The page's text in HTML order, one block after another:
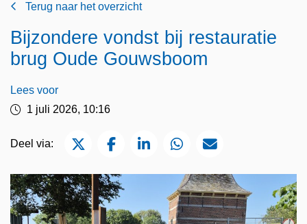
Terug naar het overzicht
Bijzondere vondst bij restauratie
brug Oude Gouwsboom
Lees voor
1 juli 2026, 10:16
Deel via: Deel via Twitter
Deel via Facebook
Deel via LinkedIn
Deel via WhatsApp